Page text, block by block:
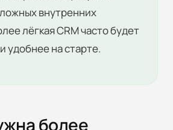
внутренних
лёгкая CRM часто будет
удобнее на старте.
более